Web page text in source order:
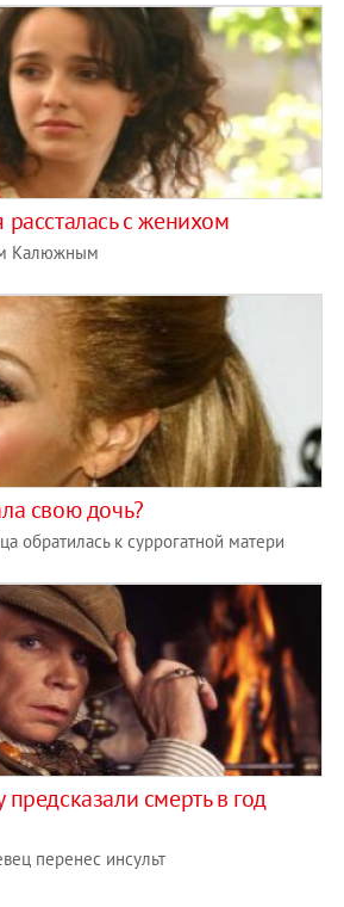
с женихом
Калюжным
свою дочь?
обратилась к суррогатной матери
смерть в год
перенес инсульт